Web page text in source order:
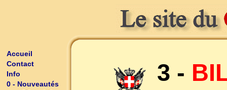
Accueil
Contact
Info
0 - Nouveautés
3 -